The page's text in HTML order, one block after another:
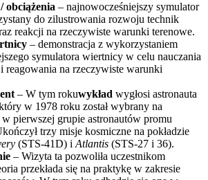
obciążenia – najnowocześniejszy symulator
do zilustrowania rozwoju technik
reakcji na rzeczywiste warunki terenowe.
– demonstracja z wykorzystaniem
symulatora wiertnicy w celu nauczania
reagowania na rzeczywiste warunki
– W tym rokuwykład wygłosi astronauta
w 1978 roku został wybrany na
pierwszej grupie astronautów promu
trzy misje kosmiczne na pokładzie
(STS-41D) i Atlantis (STS-27 i 36).
– Wizyta ta pozwoliła uczestnikom
przekłada się na praktykę w zakresie